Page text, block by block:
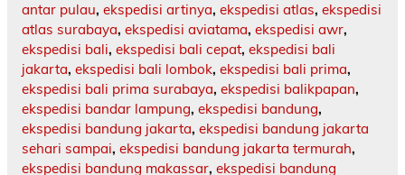
antar pulau, ekspedisi artinya, ekspedisi atlas, ekspedisi
atlas surabaya, ekspedisi aviatama, ekspedisi awr,
ekspedisi bali, ekspedisi bali cepat, ekspedisi bali
jakarta, ekspedisi bali lombok, ekspedisi bali prima,
ekspedisi bali prima surabaya, ekspedisi balikpapan,
ekspedisi bandar lampung, ekspedisi bandung,
ekspedisi bandung jakarta, ekspedisi bandung jakarta
sehari sampai, ekspedisi bandung jakarta termurah,
ekspedisi bandung makassar, ekspedisi bandung